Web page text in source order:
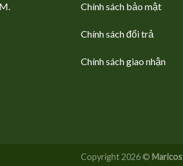
Chính sách bảo mật
Chính sách đổi trả
Chính sách giao nhận
Copyright 2026 © Maricos